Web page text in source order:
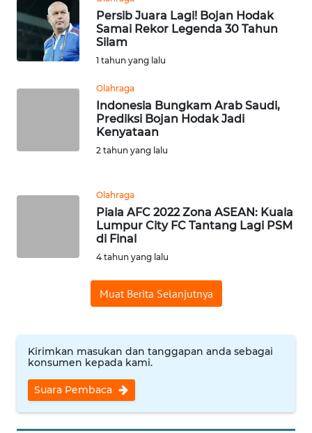
Persib Juara Lagi! Bojan Hodak
Samai Rekor Legenda 30 Tahun
Silam
1 tahun yang lalu
Olahraga
Indonesia Bungkam Arab Saudi,
Prediksi Bojan Hodak Jadi
Kenyataan
2 tahun yang lalu
Olahraga
Piala AFC 2022 Zona ASEAN: Kuala
Lumpur City FC Tantang Lagi PSM
di Final
4 tahun yang lalu
Muat Berita Selanjutnya
Kirimkan masukan dan tanggapan anda sebagai
konsumen kepada kami.
Suara Pembaca
PEDOMAN
MEDIA
SIBER
JAKARTA
JABAR
WN